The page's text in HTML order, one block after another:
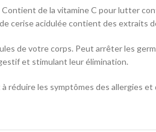
de la vitamine C pour lutter
cerise acidulée contient des extraits
de votre corps. Peut arrêter les
et stimulant leur élimination.
réduire les symptômes des allergies